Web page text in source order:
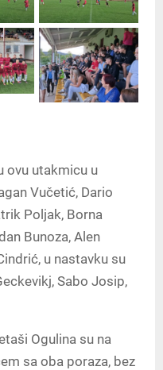
ovu utakmicu u
Vučetić, Dario
Poljak, Borna
Bunoza, Alen
u nastavku su
Sabo Josip,
Ogulina su na
sa oba poraza, bez